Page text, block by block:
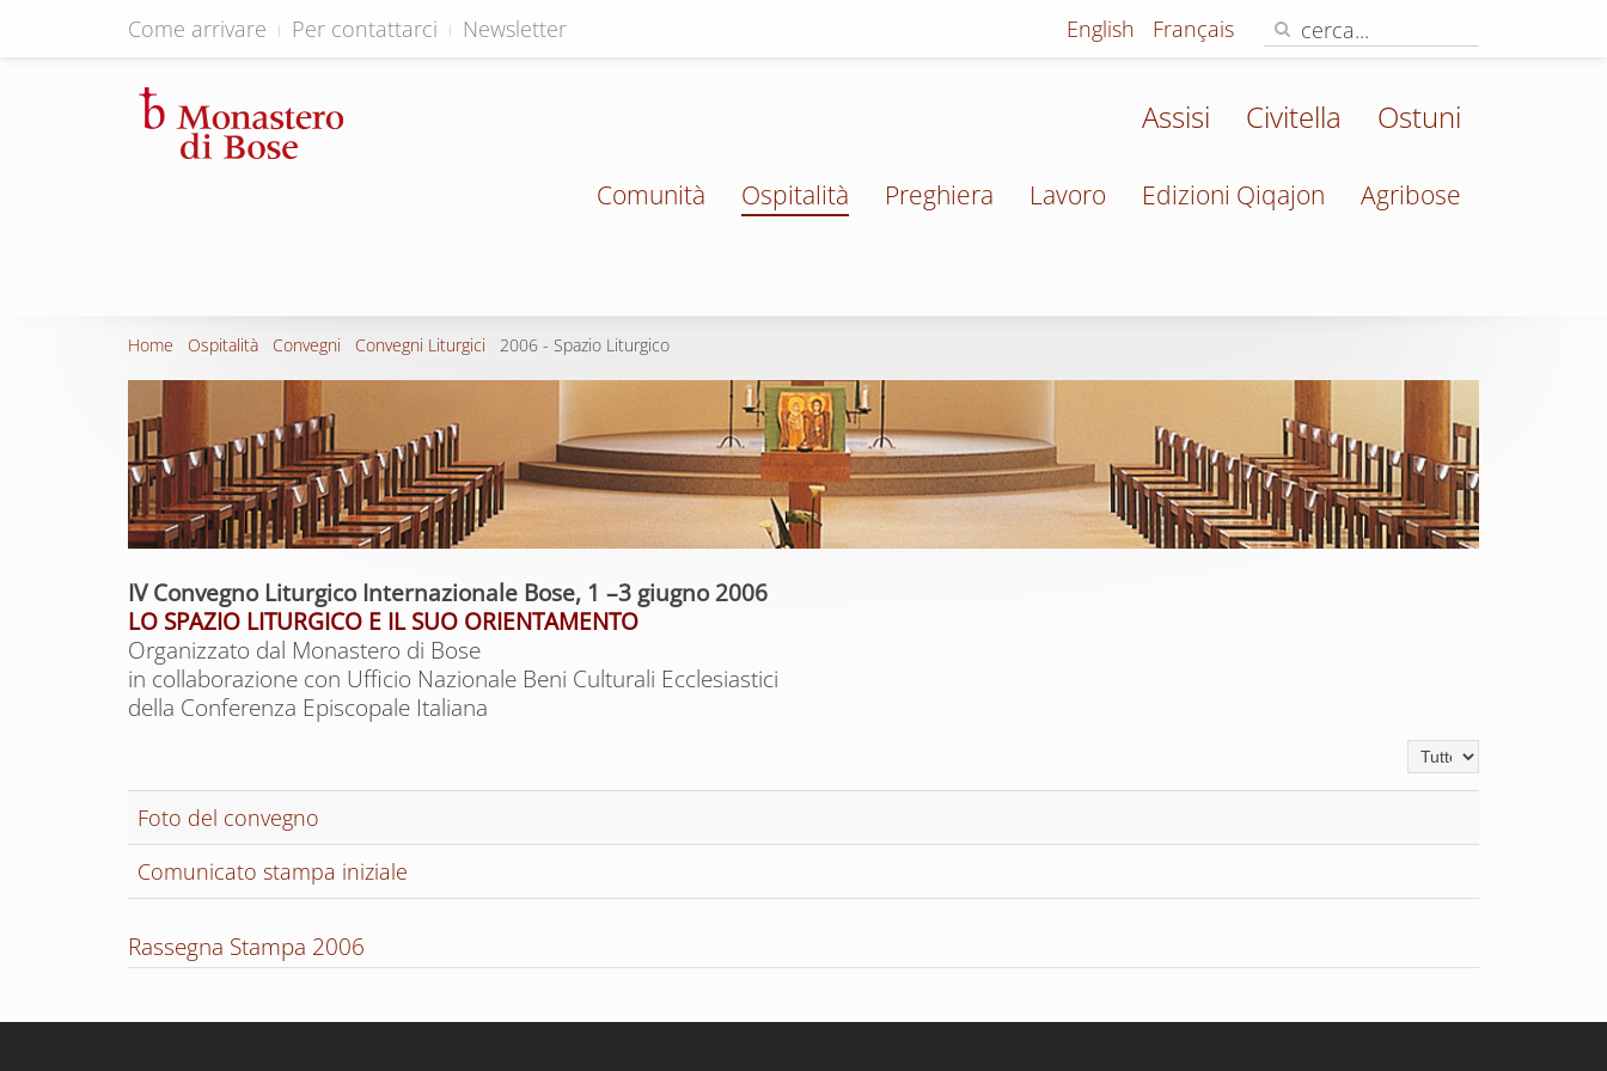
Come arrivare Per contattarci Newsletter English Français
Assisi Civitella Ostuni
Comunità Ospitalità Preghiera Lavoro Edizioni Qiqajon Agribose
Home Ospitalità Convegni Convegni Liturgici 2006 - Spazio Liturgico
IV Convegno Liturgico Internazionale Bose, 1 –3 giugno 2006
LO SPAZIO LITURGICO E IL SUO ORIENTAMENTO
Organizzato dal Monastero di Bose
in collaborazione con Ufficio Nazionale Beni Culturali Ecclesiastici
della Conferenza Episcopale Italiana
Visualizza n.
Foto del convegno
Comunicato stampa iniziale
Rassegna Stampa 2006